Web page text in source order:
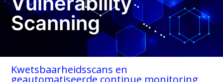
Scanning
Kwetsbaarheidsscans en
geautomatiseerde continue monitoring